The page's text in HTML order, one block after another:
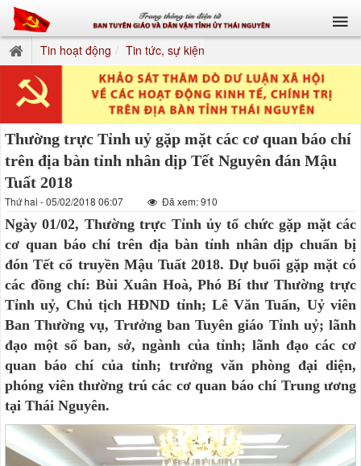
Tin hoạt động Tin tức, sự kiện
Thường trực Tỉnh uỷ gặp mặt các cơ quan báo chí
trên địa bàn tỉnh nhân dịp Tết Nguyên đán Mậu
Tuất 2018
Thứ hai - 05/02/2018 06:07 Đã xem: 910
Ngày 01/02, Thường trực Tỉnh ủy tổ chức gặp mặt các
cơ quan báo chí trên địa bàn tỉnh nhân dịp chuẩn bị
đón Tết cổ truyền Mậu Tuất 2018. Dự buổi gặp mặt có
các đồng chí: Bùi Xuân Hoà, Phó Bí thư Thường trực
Tỉnh uỷ, Chủ tịch HĐND tỉnh; Lê Văn Tuấn, Uỷ viên
Ban Thường vụ, Trưởng ban Tuyên giáo Tỉnh uỷ; lãnh
đạo một số ban, sở, ngành của tỉnh; lãnh đạo các cơ
quan báo chí của tỉnh; trưởng văn phòng đại diện,
phóng viên thường trú các cơ quan báo chí Trung ương
tại Thái Nguyên.